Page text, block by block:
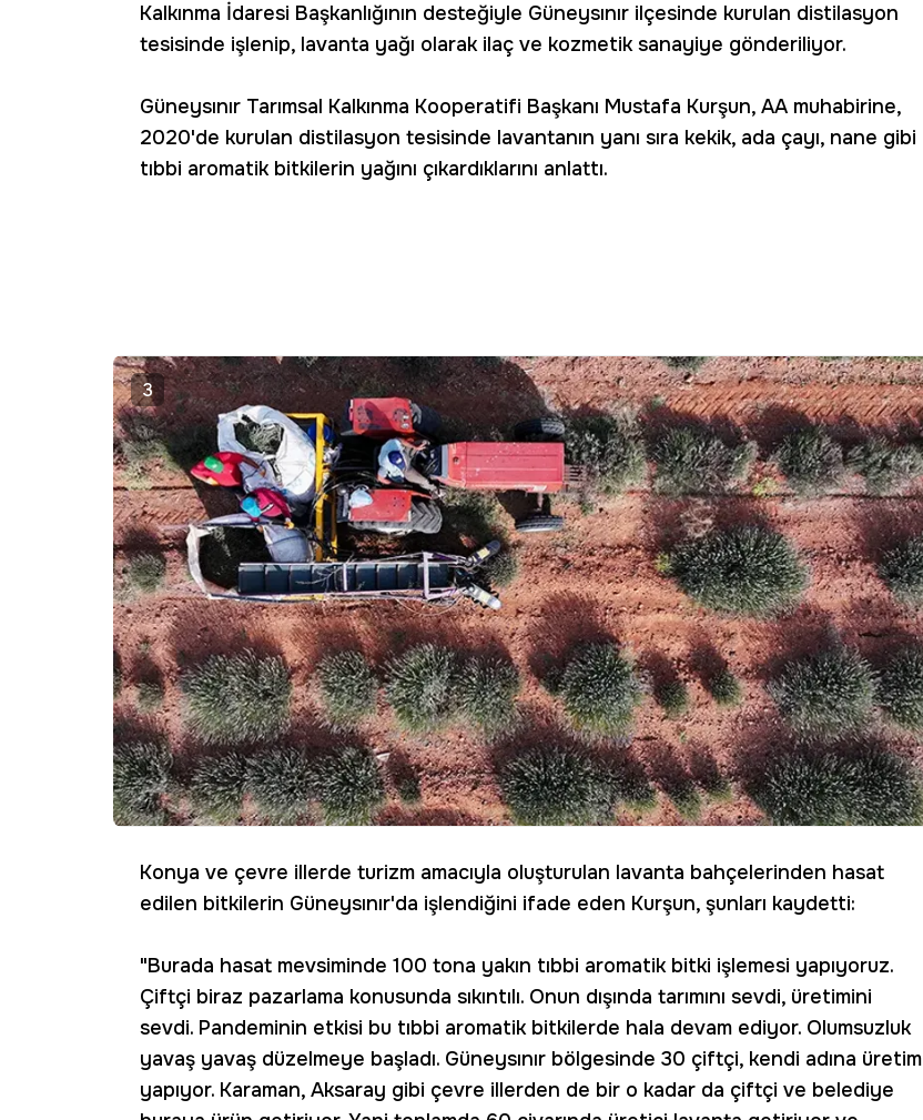
Kalkınma İdaresi Başkanlığının desteğiyle Güneysınır ilçesinde kurulan distilasyon
tesisinde işlenip, lavanta yağı olarak ilaç ve kozmetik sanayiye gönderiliyor.
Güneysınır Tarımsal Kalkınma Kooperatifi Başkanı Mustafa Kurşun, AA muhabirine,
2020'de kurulan distilasyon tesisinde lavantanın yanı sıra kekik, ada çayı, nane gibi
tıbbi aromatik bitkilerin yağını çıkardıklarını anlattı.
3
Konya ve çevre illerde turizm amacıyla oluşturulan lavanta bahçelerinden hasat
edilen bitkilerin Güneysınır'da işlendiğini ifade eden Kurşun, şunları kaydetti:
"Burada hasat mevsiminde 100 tona yakın tıbbi aromatik bitki işlemesi yapıyoruz.
Çiftçi biraz pazarlama konusunda sıkıntılı. Onun dışında tarımını sevdi, üretimini
sevdi. Pandeminin etkisi bu tıbbi aromatik bitkilerde hala devam ediyor. Olumsuzluk
yavaş yavaş düzelmeye başladı. Güneysınır bölgesinde 30 çiftçi, kendi adına üretim
yapıyor. Karaman, Aksaray gibi çevre illerden de bir o kadar da çiftçi ve belediye